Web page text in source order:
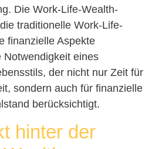
Die Work-Life-Wealth-
traditionelle Work-Life-
finanzielle Aspekte
Notwendigkeit eines
der nicht nur Zeit für
sondern auch für finanzielle
berücksichtigt.
hinter der